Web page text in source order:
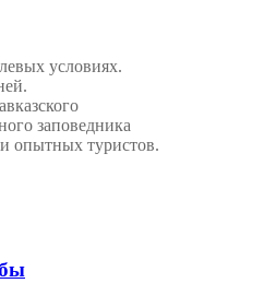
условиях.
заповедника
опытных туристов.